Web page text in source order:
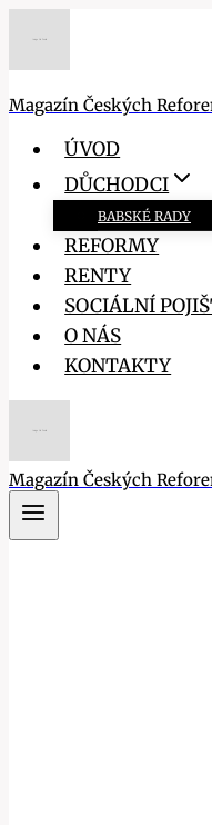
Magazín Českých
ÚVOD
DŮCHODCI
BABSKÉ RADY
REFORMY
RENTY
SOCIÁLNÍ
O NÁS
KONTAKTY
Magazín Českých